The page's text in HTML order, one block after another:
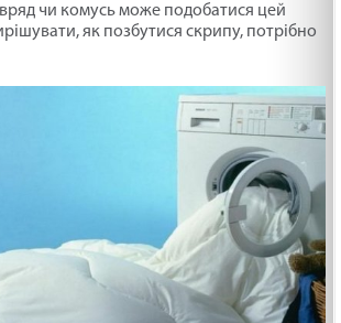
чи комусь може подобатися цей
як позбутися скрипу, потрібно